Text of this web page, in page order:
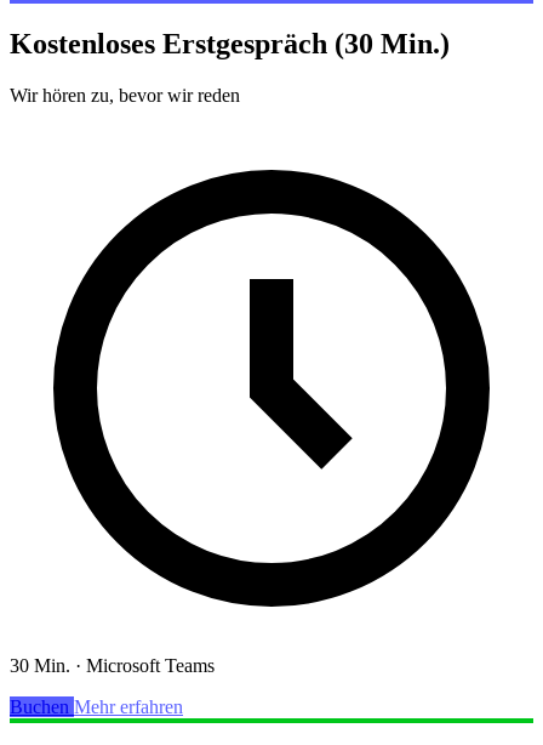
Kostenloses Erstgespräch (30 Min.)
Wir hören zu, bevor wir reden
30 Min. · Microsoft Teams
Buchen Mehr erfahren